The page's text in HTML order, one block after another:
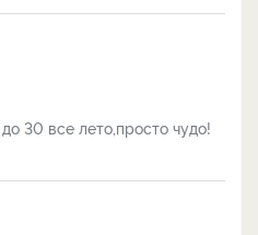
30 все лето,просто чудо!